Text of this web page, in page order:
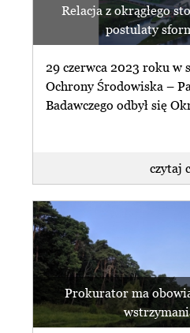
Relacja z okrągłego
postulaty
29 czerwca 2023 roku w
Ochrony Środowiska –
Badawczego odbył się
czytaj
Prokurator ma